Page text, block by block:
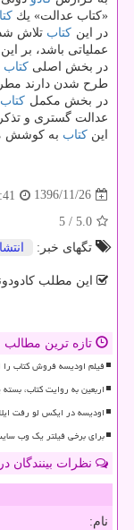
«كتاب عدالت» یك
در این كتاب تلاش
عملیاتی باشد، بر
در بخش اصلی كتاب
طرح شدن دارند مطرح
در بخش مكمل كتاب
عدالت گستری و
این كتاب به كوشش مهران
1396/11/26
5.0
/ 5
تگهای خبر:
این مطلب
تازه ترین مطالب
فیلم اودیسه فروش کتاب را
اربعین به روایت کتاب،
اودیسه در ایکس لو رفت
برای برخی فیلتر یک وب
نظرات بینندگان
نام: